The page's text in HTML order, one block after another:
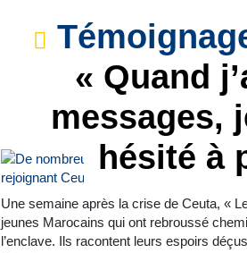
« Quand
messages,
hésité à
Une semaine après la crise de Ceuta, «
jeunes Marocains qui ont rebroussé
l’enclave. Ils racontent leurs espoirs